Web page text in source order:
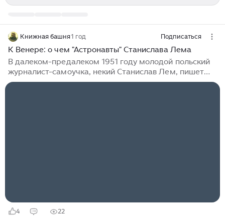
Книжная башня1 год Подписаться
К Венере: о чем "Астронавты" Станислава Лема
В далеком-предалеком 1951 году молодой польский
журналист-самоучка, некий Станислав Лем, пишет
научно-фантастическую утопию про светлое
4 22